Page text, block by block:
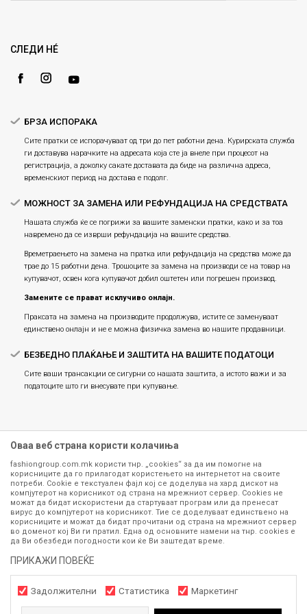
Gift Card
Замена и рефундација на производи
СЛЕДИ НÉ
БРЗА ИСПОРАКА
Сите пратки се испорачуваат од три до пет работни дена. Курирската служба
ги доставува нарачките на адресата која сте ја внеле при процесот на
регистрација, а доколку сакате доставата да биде на различна адреса,
временскиот период на достава е подолг.
МОЖНОСТ ЗА ЗАМЕНА ИЛИ РЕФУНДАЦИЈА НА СРЕДСТВАТА
Нашата служба ќе се погрижи за вашите заменски пратки, како и за тоа
навремено да се изврши рефундација на вашите средства.
Времетраењето на замена на пратка или рефундацијa на средства може да
трае до 15 работни дена. Трошоците за замена на производи се на товар на
купувачот, освен кога купувачот добил оштетен или погрешен производ.
Замените се прават исклучиво онлајн.
Праксата на замена на производите продолжува, истите се заменуваат
единствено онлајн и не е можна физичка замена во нашите продавници.
БЕЗБЕДНО ПЛАЌАЊЕ И ЗАШТИТА НА ВАШИТЕ ПОДАТОЦИ
Сите ваши трансакции се сигурни со нашата заштита, а истото важи и за
податоците што ги внесувате при купување.
Сите информации околу производите кои се изложени на нашата
онлајн продавница се стремиме да бидат конкретни, точни и прецизни,
меѓутоа не можеме да гарантираме дека се без ниту една грешка или
пак дека сите производи во моментот се достапни на залиха.
Фотографиите се најверодостојниот приказ на производот. Доколку
контактирајте не на телефонскиот број 071 297 676, 070 275 363
понеделник до петок(08-16ч) и сабота (10-15ч)
Оваа веб страна користи колачиња
fashiongroup.com.mk користи тнр. „cookies“ за да им помогне на
корисниците да го прилагодат користењето на интернетот на своите
потреби. Cookie е текстуален фајл кој се доделува на хард дискот на
компјутерот на корисникот од страна на мрежниот сервер. Cookies не
можат да бидат искористени да стартуваат програм или да пренесат
вирус до компјутерот на корисникот. Тие се доделуваат единствено на
корисниците и можат да бидат прочитани од страна на мрежниот сервер
во доменот кој Ви ги пратил. Една од основните намени на тнр. сookies е
да Ви обезбеди погодности кои ќе Ви заштедат време.
ПРИКАЖИ ПОВЕЌЕ
Задолжителни Статистика Маркетинг